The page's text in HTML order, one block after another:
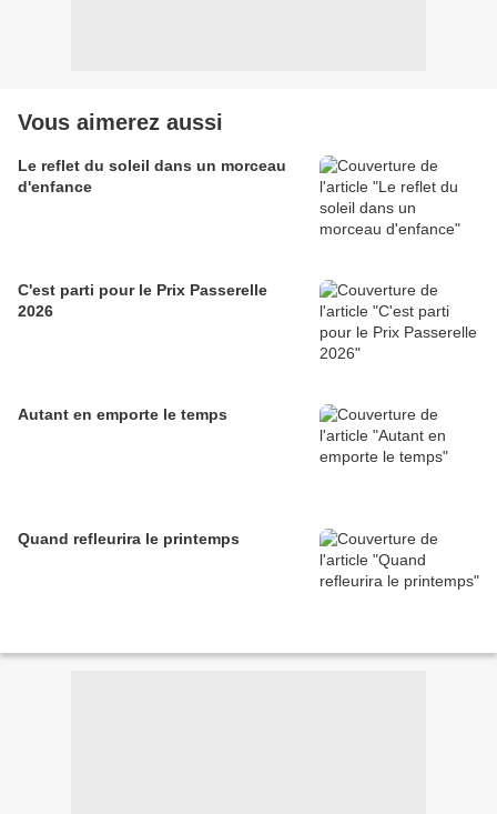
Vous aimerez aussi
Le reflet du soleil dans un morceau
d'enfance
C'est parti pour le Prix Passerelle
2026
Autant en emporte le temps
Quand refleurira le printemps